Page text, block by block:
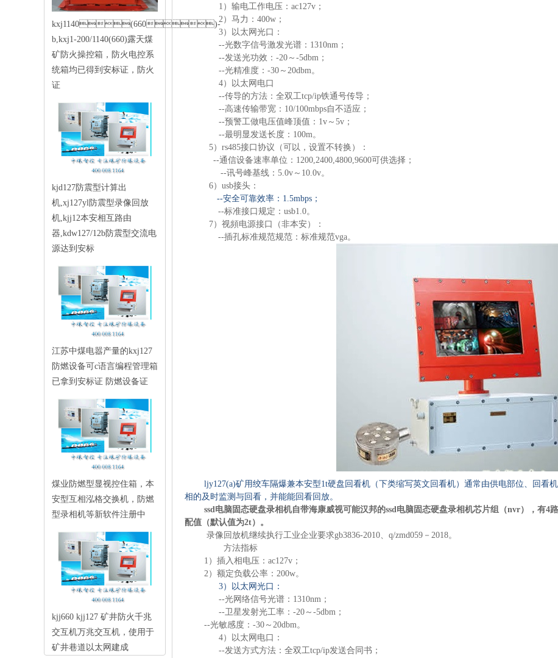
kxj1140(660)-
b,kxj1-200/1140(660)露天煤
矿防火操控箱，防火电控系
统箱均已得到安标证，防火
证
kjd127防震型计算出
机,xj127yl防震型录像回放
机,kjj12本安相互路由
器,kdw127/12b防震型交流电
源达到安标
江苏中煤电嚣产量的kxj127
防燃设备可c语言编程管理箱
已拿到安标证 防燃设备证
煤业防燃型显视控住箱，本
安型互相泓格交换机，防燃
型录相机等新软件注册中
kjj660 kjj127 矿井防火千兆
交互机万兆交互机，使用于
矿井巷道以太网建成
1）输电工作电压：ac127v；
2）马力：400w；
3）以太网光口：
--光数字信号激发光谱：1310nm；
--发送光功效：-20～-5dbm；
--光精准度：-30～20dbm。
4）以太网电口
--传导的方法：全双工tcp/ip铁通号传导；
--高速传输带宽：10/100mbps自不适应；
--预警工做电压值峰顶值：1v～5v；
--最明显发送长度：100m。
5）rs485接口协议（可以，设置不转换）：
--通信设备速率单位：1200,2400,4800,9600可供选择；
--讯号峰基线：5.0v～10.0v。
6）usb接头：
--安全可靠效率：1.5mbps；
--标准接口规定：usb1.0。
7）视頻电源接口（非本安）：
--插孔标准规范规范：标准规范vga。
ljy127(a)矿用绞车隔爆兼本安型1t硬盘回看机（下类缩写英文回看机）通常由供电部位、回看机
相的及时监测与回看，并能能回看回放。
ssd电脑固态硬盘录相机自带海康威视可能汉邦的ssd电脑固态硬盘录相机芯片组（nvr），有4
配值（默认值为2t）。
录像回放机继续执行工业企业要求gb3836-2010、q/zmd059－2018。
方法指标
1）插入相电压：ac127v；
2）额定负载公率：200w。
3）以太网光口：
--光网络信号光谱：1310nm；
--卫星发射光工率：-20～-5dbm；
--光敏感度：-30～20dbm。
4）以太网电口：
--发送方式方法：全双工tcp/ip发送合同书；